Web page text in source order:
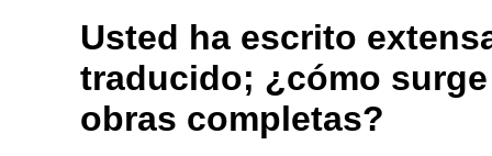
Usted ha escrito
traducido; ¿cómo
obras completas?